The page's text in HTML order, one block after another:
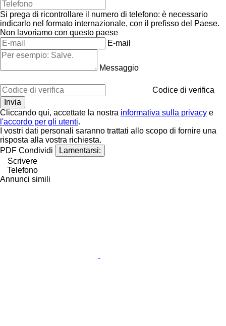
Si prega di ricontrollare il numero di telefono: è necessario
indicarlo nel formato internazionale, con il prefisso del Paese.
Non lavoriamo con questo paese
E-mail
Messaggio
Codice di verifica
Cliccando qui, accettate la nostra informativa sulla privacy e
l'accordo per gli utenti.
I vostri dati personali saranno trattati allo scopo di fornire una
risposta alla vostra richiesta.
PDF Condividi
Lamentarsi:
Scrivere
Telefono
Annunci simili